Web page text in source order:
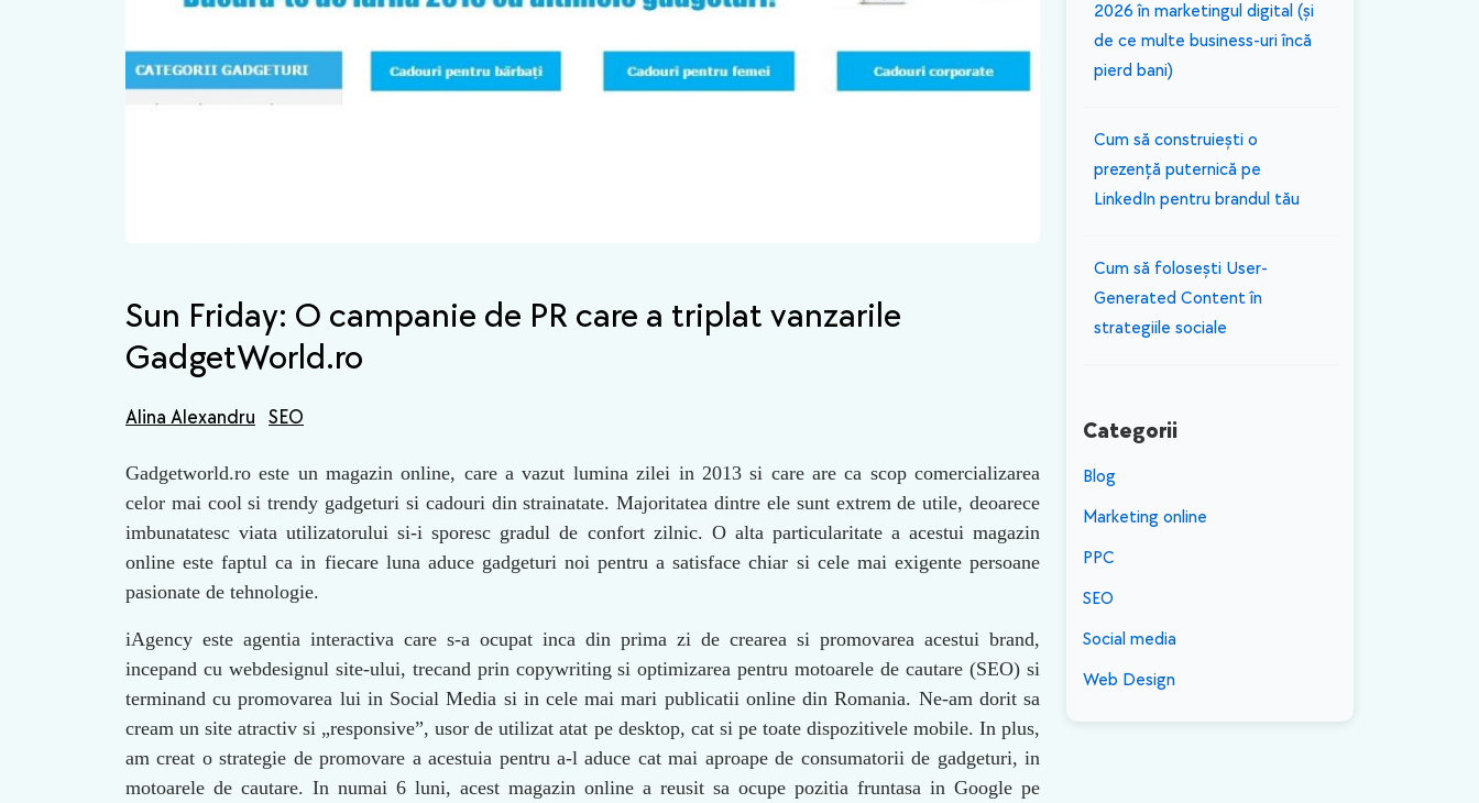
Sun Friday: O campanie de PR care a triplat vanzarile
GadgetWorld.ro
Alina Alexandru SEO
Gadgetworld.ro este un magazin online, care a vazut lumina zilei in 2013 si care are ca scop comercializarea
celor mai cool si trendy gadgeturi si cadouri din strainatate. Majoritatea dintre ele sunt extrem de utile, deoarece
imbunatatesc viata utilizatorului si-i sporesc gradul de confort zilnic. O alta particularitate a acestui magazin
online este faptul ca in fiecare luna aduce gadgeturi noi pentru a satisface chiar si cele mai exigente persoane
pasionate de tehnologie.
iAgency este agentia interactiva care s-a ocupat inca din prima zi de crearea si promovarea acestui brand,
incepand cu webdesignul site-ului, trecand prin copywriting si optimizarea pentru motoarele de cautare (SEO) si
terminand cu promovarea lui in Social Media si in cele mai mari publicatii online din Romania. Ne-am dorit sa
cream un site atractiv si „responsive”, usor de utilizat atat pe desktop, cat si pe toate dispozitivele mobile. In plus,
am creat o strategie de promovare a acestuia pentru a-l aduce cat mai aproape de consumatorii de gadgeturi, in
motoarele de cautare. In numai 6 luni, acest magazin online a reusit sa ocupe pozitia fruntasa in Google pe
2026 în marketingul digital (și
de ce multe business-uri încă
pierd bani)
Cum să construiești o
prezență puternică pe
LinkedIn pentru brandul tău
Cum să folosești User-
Generated Content în
strategiile sociale
Categorii
Blog
Marketing online
PPC
SEO
Social media
Web Design